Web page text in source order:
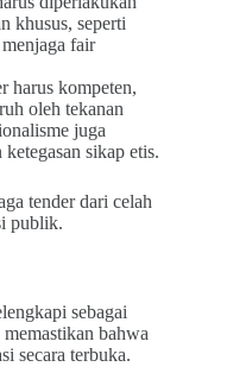
khusus, seperti
fair
harus kompeten,
oleh tekanan
juga
sikap etis.
tender dari celah
publik.
sebagai
bahwa
secara terbuka.